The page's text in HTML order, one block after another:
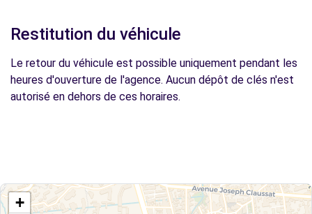
Restitution du véhicule
Le retour du véhicule est possible uniquement pendant les
heures d'ouverture de l'agence. Aucun dépôt de clés n'est
autorisé en dehors de ces horaires.
+